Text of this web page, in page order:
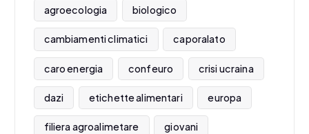
agroecologia biologico
cambiamenti climatici caporalato
caro energia confeuro crisi ucraina
dazi etichette alimentari europa
filiera agroalimetare giovani